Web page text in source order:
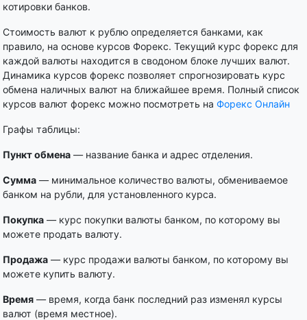
котировки банков.
Стоимость валют к рублю определяется банками, как
правило, на основе курсов Форекс. Текущий курс форекс для
каждой валюты находится в сводоном блоке лучших валют.
Динамика курсов форекс позволяет спрогнозировать курс
обмена наличных валют на ближайшее время. Полный список
курсов валют форекс можно посмотреть на Форекс Онлайн
Графы таблицы:
Пункт обмена — название банка и адрес отделения.
Сумма — минимальное количество валюты, обмениваемое
банком на рубли, для установленного курса.
Покупка — курс покупки валюты банком, по которому вы
можете продать валюту.
Продажа — курс продажи валюты банком, по которому вы
можете купить валюту.
Время — время, когда банк последний раз изменял курсы
валют (время местное).